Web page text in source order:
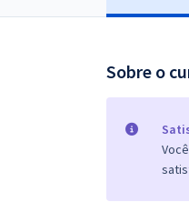
Questões grátisSobre o